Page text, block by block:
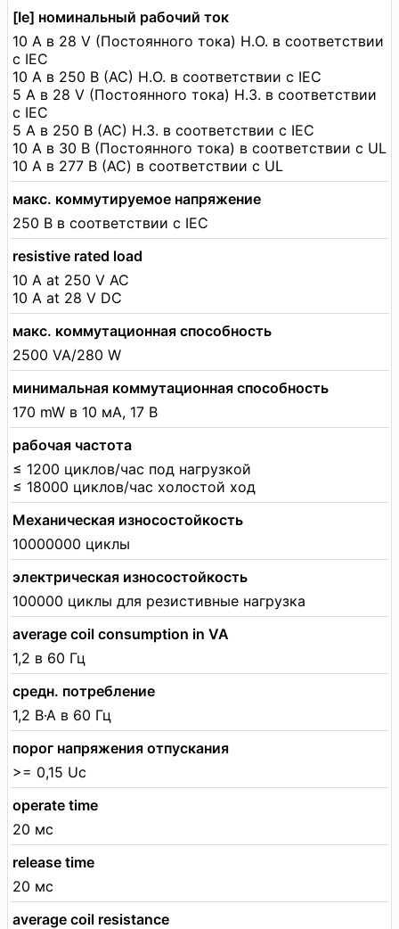
[Ie] номинальный рабочий ток
10 А в 28 V (Постоянного тока) Н.О. в соответствии
с IEC
10 А в 250 В (AC) Н.О. в соответствии с IEC
5 А в 28 V (Постоянного тока) Н.З. в соответствии
с IEC
5 А в 250 В (AC) Н.З. в соответствии с IEC
10 А в 30 В (Постоянного тока) в соответствии с UL
10 А в 277 В (AC) в соответствии с UL
макс. коммутируемое напряжение
250 В в соответствии с IEC
resistive rated load
10 A at 250 V AC
10 A at 28 V DC
макс. коммутационная способность
2500 VA/280 W
минимальная коммутационная способность
170 mW в 10 мА, 17 В
рабочая частота
≤ 1200 циклов/час под нагрузкой
≤ 18000 циклов/час холостой ход
Механическая износостойкость
10000000 циклы
электрическая износостойкость
100000 циклы для резистивные нагрузка
average coil consumption in VA
1,2 в 60 Гц
средн. потребление
1,2 В·А в 60 Гц
порог напряжения отпускания
>= 0,15 Uc
operate time
20 мс
release time
20 мс
average coil resistance